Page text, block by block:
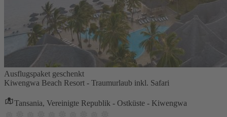
Ausflugspaket geschenkt
Kiwengwa Beach Resort - Traumurlaub inkl. Safari
Tansania, Vereinigte Republik - Ostküste - Kiwengwa